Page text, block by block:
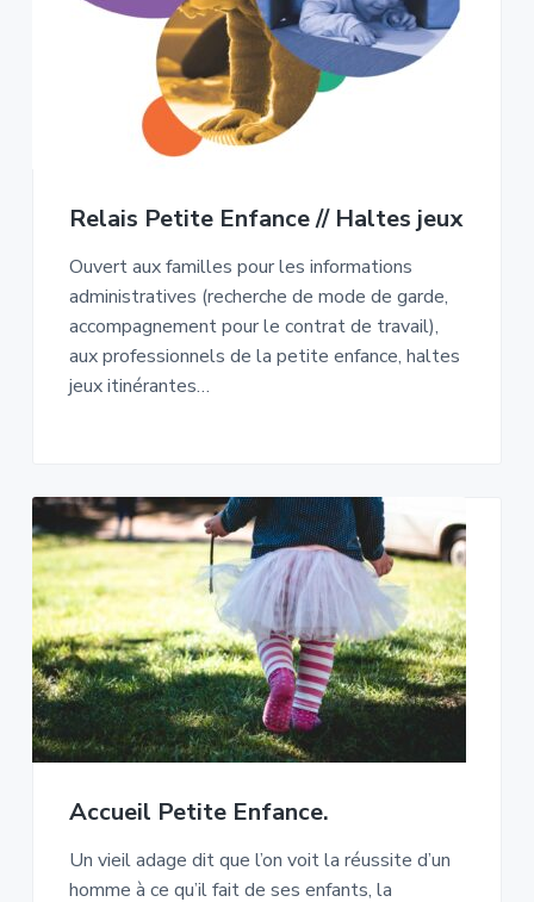
Relais Petite Enfance // Haltes jeux
Ouvert aux familles pour les informations
administratives (recherche de mode de garde,
accompagnement pour le contrat de travail),
aux professionnels de la petite enfance, haltes
jeux itinérantes…
Accueil Petite Enfance.
Un vieil adage dit que l’on voit la réussite d’un
homme à ce qu’il fait de ses enfants, la